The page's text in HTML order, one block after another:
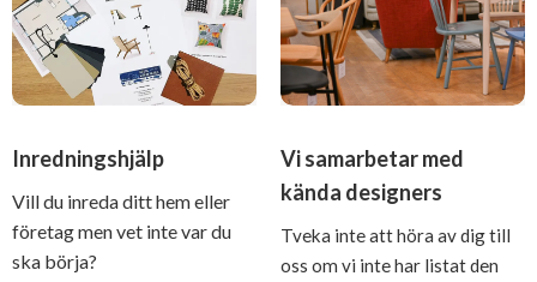
Inredningshjälp
Vill du inreda ditt hem eller
företag men vet inte var du
ska börja?
Vi samarbetar med
kända designers
Tveka inte att höra av dig till
oss om vi inte har listat den